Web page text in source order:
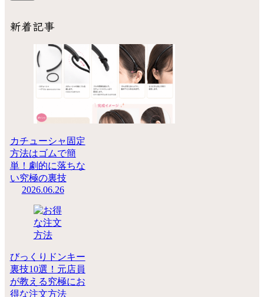
新着記事
カチューシャ固定
方法はゴムで簡
単！劇的に落ちな
い究極の裏技
2026.06.26
びっくりドンキー
裏技10選！元店員
が教える究極にお
得な注文方法